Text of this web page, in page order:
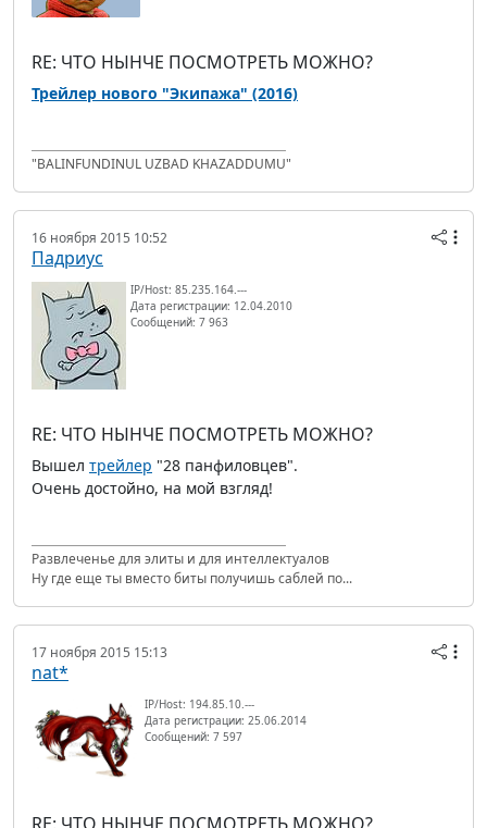
RE: ЧТО НЫНЧЕ ПОСМОТРЕТЬ МОЖНО?
Трейлер нового "Экипажа" (2016)
"BALINFUNDINUL UZBAD KHAZADDUMU"
16 ноября 2015 10:52
Падриус
IP/Host: 85.235.164.---
Дата регистрации: 12.04.2010
Сообщений: 7 963
RE: ЧТО НЫНЧЕ ПОСМОТРЕТЬ МОЖНО?
Вышел трейлер "28 панфиловцев".
Очень достойно, на мой взгляд!
Развлеченье для элиты и для интеллектуалов
Ну где еще ты вместо биты получишь саблей по...
17 ноября 2015 15:13
nat*
IP/Host: 194.85.10.---
Дата регистрации: 25.06.2014
Сообщений: 7 597